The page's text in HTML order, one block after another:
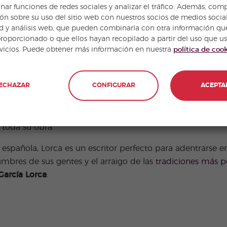
de las muchas especulaciones, los motivos de su
impregnados de
más, con tanta importancia como los
luna llena, caballos, mujeres gitanas, ríos de
del ser humano. El deseo, el amor, la muerte, la
su obra.
Lorca es un escritor perfecto para adentrarse
de sus gentes y el arraigo de las tradiciones más
Lorca:
funciones de redes sociales y analizar el tráfico. Además,
sobre su uso del sitio web con nuestros socios de medios
y análisis web, que pueden combinarla con otra información
o que ellos hayan recopilado a partir del uso que
Puede obtener más información en nuestra política de
CONFIGURAR